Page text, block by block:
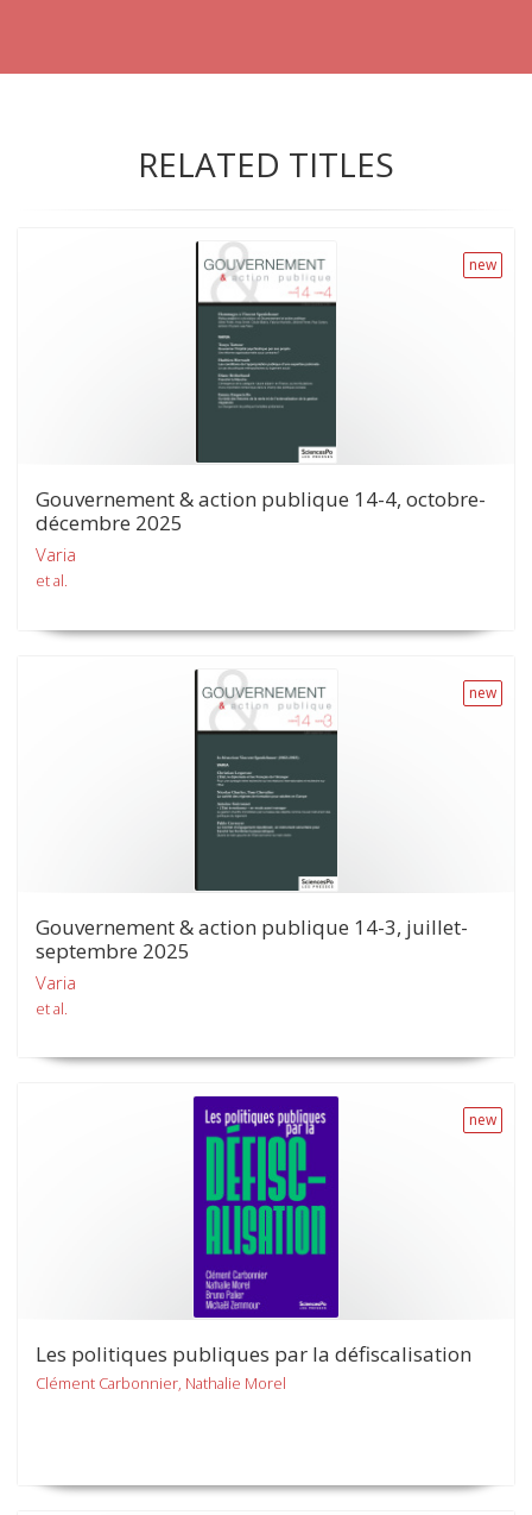
RELATED TITLES
new
Gouvernement & action publique 14-4, octobre-
décembre 2025
Varia
et al.
new
Gouvernement & action publique 14-3, juillet-
septembre 2025
Varia
et al.
new
Les politiques publiques par la défiscalisation
Clément Carbonnier, Nathalie Morel